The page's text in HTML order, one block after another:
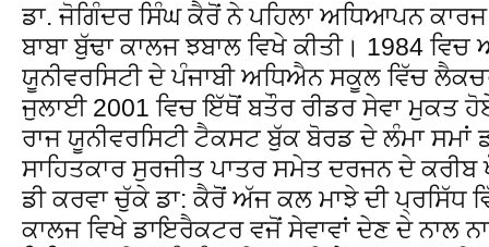
ਡਾ. ਜੋਗਿੰਦਰ ਸਿੰਘ ਕੈਰੋਂ ਨੇ ਪਹਿਲਾ ਅਧਿਆਪਨ ਕਾਰਜ
ਬਾਬਾ ਬੁੱਢਾ ਕਾਲਜ ਝਬਾਲ ਵਿਖੇ ਕੀਤੀ। 1984
ਯੂਨੀਵਰਸਿਟੀ ਦੇ ਪੰਜਾਬੀ ਅਧਿਐਨ ਸਕੂਲ ਵਿੱਚ
ਜੁਲਾਈ 2001 ਵਿਚ ਇੱਥੋਂ ਬਤੌਰ ਰੀਡਰ ਸੇਵਾ ਮੁਕਤ
ਰਾਜ ਯੂਨੀਵਰਸਿਟੀ ਟੈਕਸਟ ਬੁੱਕ ਬੋਰਡ ਦੇ ਲੰਮਾ ਸਮਾਂ
ਸਾਹਿਤਕਾਰ ਸੁਰਜੀਤ ਪਾਤਰ ਸਮੇਤ ਦਰਜਨ ਦੇ
ਡੀ ਕਰਵਾ ਚੁੱਕੇ ਡਾ: ਕੈਰੋਂ ਅੱਜ ਕਲ ਮਾਝੇ ਦੀ ਪ੍ਰਸਿੱਧ
ਕਾਲਜ ਵਿਖੇ ਡਾਇਰੈਕਟਰ ਵਜੋਂ ਸੇਵਾਵਾਂ ਦੇਣ ਦੇ ਨਾਲ